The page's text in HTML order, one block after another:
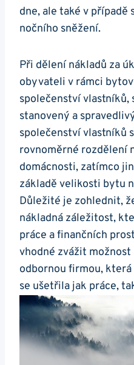
dne, ale také v případě
nočního sněžení.
Při dělení nákladů za
obyvateli v rámci
společenství vlastníků,
stanovený a
společenství vlastníků
rovnoměrné rozdělení
domácnosti, zatímco
základě velikosti bytu
Důležité je zohlednit,
nákladná záležitost,
práce a finančních
vhodné zvážit
odbornou firmou,
se ušetřila jak práce,